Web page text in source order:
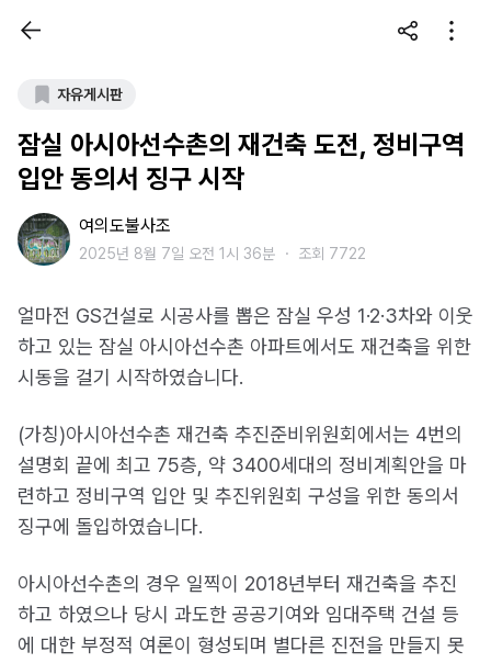
자유게시판
잠실 아시아선수촌의 재건축 도전, 정비구역
입안 동의서 징구 시작
여의도불사조
2025년 8월 7일 오전 1시 36분 ・ 조회 7722
얼마전 GS건설로 시공사를 뽑은 잠실 우성 1·2·3차와 이웃
하고 있는 잠실 아시아선수촌 아파트에서도 재건축을 위한
시동을 걸기 시작하였습니다.
(가칭)아시아선수촌 재건축 추진준비위원회에서는 4번의
설명회 끝에 최고 75층, 약 3400세대의 정비계획안을 마
련하고 정비구역 입안 및 추진위원회 구성을 위한 동의서
징구에 돌입하였습니다.
아시아선수촌의 경우 일찍이 2018년부터 재건축을 추진
하고 하였으나 당시 과도한 공공기여와 임대주택 건설 등
에 대한 부정적 여론이 형성되며 별다른 진전을 만들지 못